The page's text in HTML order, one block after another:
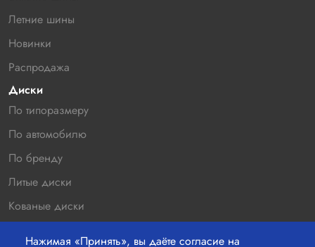
Нажимая «Принять», вы даёте согласие на
Летние шины
Новинки
Распродажа
Диски
По типоразмеру
По автомобилю
По бренду
Литые диски
Кованые диски